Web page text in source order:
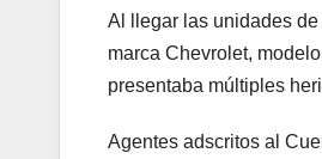
Al llegar las unidades
marca Chevrolet,
presentaba múltiples
Agentes adscritos al